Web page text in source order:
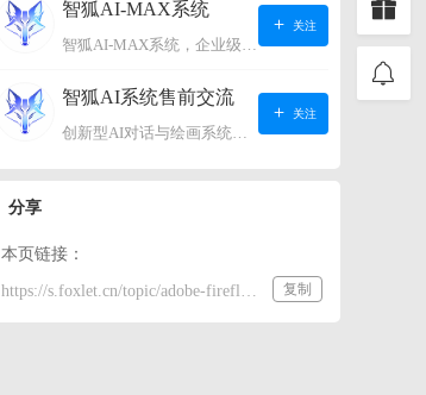
智狐AI-MAX系统
智狐AI-MAX系统，企业级AI知识库，可以进行AI对话、AI应用，拥有强大的第三方对接能力。适用企业智能客服、企业智能文档、专家顾问助理等多种企业级商业场景，具有较大的商业使用价值。 如需购买请联系客服微信：lonconst
关注
智狐AI系统售前交流
创新型AI对话与绘画系统（非官方） 如需购买请联系微信客服：lonconst
关注
分享
本页链接：
https://s.foxlet.cn/topic/adobe-firefly-ai 复制